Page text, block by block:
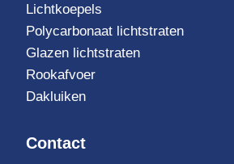
Lichtkoepels
Polycarbonaat lichtstraten
Glazen lichtstraten
Rookafvoer
Dakluiken
Contact